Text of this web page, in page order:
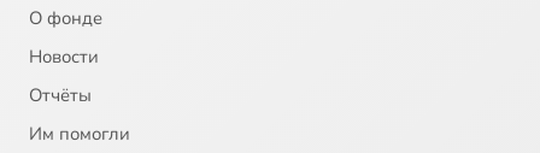
О фонде
Новости
Отчёты
Им помогли